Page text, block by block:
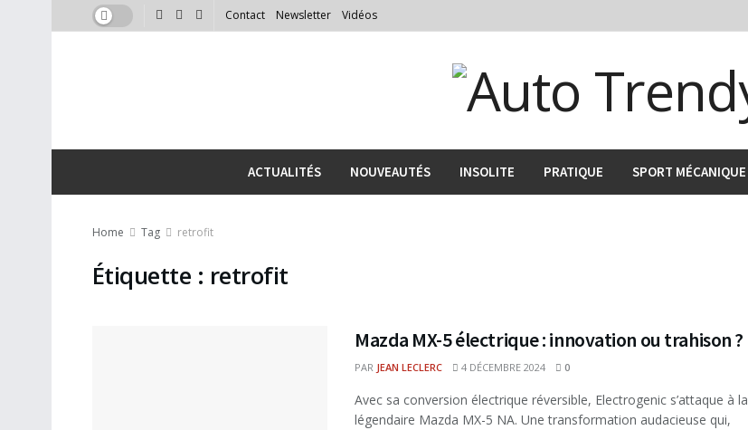
Contact Newsletter Vidéos
ACTUALITÉS NOUVEAUTÉS INSOLITE PRATIQUE SPORT MÉCANIQUE
Home Tag retrofit
Étiquette : retrofit
Mazda MX-5 électrique : innovation ou trahison ?
PAR JEAN LECLERC 4 DÉCEMBRE 2024 0
Avec sa conversion électrique réversible, Electrogenic s’attaque à la
légendaire Mazda MX-5 NA. Une transformation audacieuse qui,